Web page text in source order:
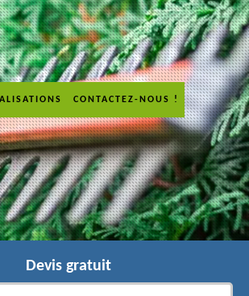
CONTACTEZ-NOUS !
Devis gratuit